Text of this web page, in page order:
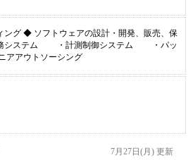
グ ◆ ソフトウェアの設計・開発、販売、保
システム ・計測制御システム ・パッ
アアウトソーシング
7月27日(月) 更新